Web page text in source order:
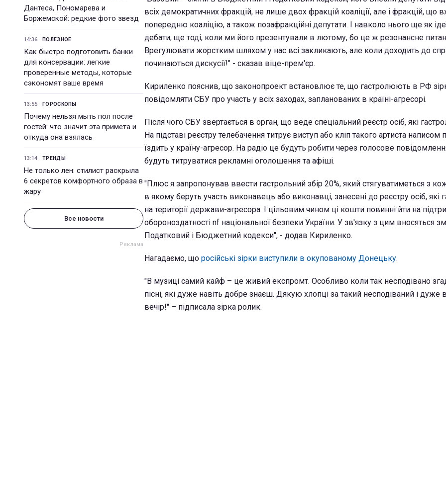
Дантеса, Пономарева и
Боржемской: редкие фото звезд
14:36 ПОЛЕЗНОЕ
Как быстро подготовить банки
для консервации: легкие
проверенные методы, которые
сэкономят ваше время
13:55 ГОРОСКОПЫ
Почему нельзя мыть пол после
гостей: что значит эта примета и
откуда она взялась
13:14 ТРЕНДЫ
Не только лен: стилист раскрыла
6 секретов комфортного образа в
жару
Все новости
всіх демократичних фракцій, не лише двох фракцій коаліції, але і фракцій, що
попередню коаліцію, а також позафракційні депутати. І навколо нього ще як
дебати, ще тоді, коли ми його презентували в лютому, бо це ж резонансне
Врегулювати жорстким шляхом у нас всі закликають, але коли доходить до
починаються дискусії!" - сказав віце-прем'єр.
Кириленко пояснив, що законопроект встановлює те, що гастролюють в РФ
повідомляти СБУ про участь у всіх заходах, запланованих в країні-агресорі.
Після чого СБУ звертається в орган, що веде спеціальний реєстр осіб, які
На підставі реєстру телебачення титрує виступ або кліп такого артиста написом
їздить у країну-агресор. На радіо це будуть робити через голосове
будуть титруватися рекламні оголошення та афіші.
"Плюс я запропонував ввести гастрольний збір 20%, який стягуватиметься з
в якому беруть участь виконавець або виконавці, занесені до реєстру осіб, які
на території держави-агресора. І цільовим чином ці кошти повинні йти на
обороноздатності nf національної безпеки України. У зв'язку з цим вносяться
Податковий і Бюджетний кодекси", - додав Кириленко.
Нагадаємо, що російські зірки виступили в окупованому Донецьку.
"В музиці самий кайф – це живий експромт. Особливо коли так несподівано
пісні, які дуже навіть добре знаєш. Дякую хлопці за такий несподіваний і дуже
вечір!" – підписала зірка ролик.